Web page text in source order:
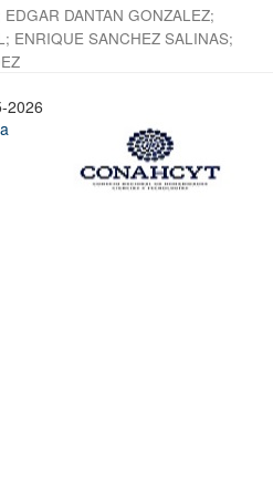
EDGAR DANTAN GONZALEZ;
; ENRIQUE SANCHEZ SALINAS;
2026